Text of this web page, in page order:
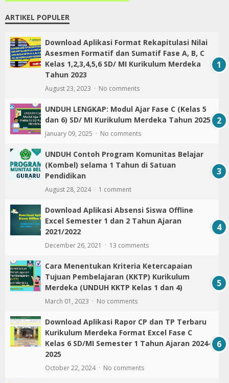
ARTIKEL POPULER
Download Aplikasi Format Rekapitulasi Nilai
Asesmen Formatif dan Sumatif Fase A, B, C
Kelas 1,2,3,4,5,6 SD/ MI Kurikulum Merdeka
Tahun 2023
August 23, 2023 No comments
UNDUH LENGKAP: Modul Ajar Fase C (Kelas 5
dan 6) SD/ MI Kurikulum Merdeka Tahun 2025
January 09, 2025 No comments
UNDUH Contoh Program Komunitas Belajar
(Kombel) selama 1 Tahun di Satuan
Pendidikan
August 28, 2024 1 comment
Download Aplikasi Absensi Siswa Offline
Excel Semester 1 dan 2 Tahun Ajaran
2021/2022
December 26, 2021 13 comments
Cara Menentukan Kriteria Ketercapaian
Tujuan Pembelajaran (KKTP) Kurikulum
Merdeka (UNDUH KKTP Kelas 1 dan 4)
March 01, 2023 No comments
Download Aplikasi Rapor CP dan TP Terbaru
Kurikulum Merdeka Format Excel Fase C
Kelas 6 SD/MI Semester 1 Tahun Ajaran 2024-
2025
October 22, 2024 No comments